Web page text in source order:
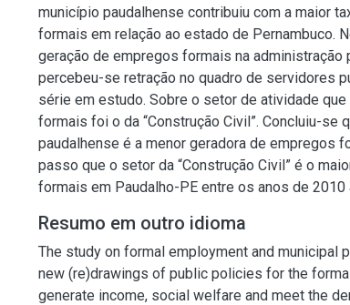
município paudalhense contribuiu com a maior
formais em relação ao estado de Pernambuco.
geração de empregos formais na administração
percebeu-se retração no quadro de servidores
série em estudo. Sobre o setor de atividade
formais foi o da “Construção Civil”. Concluiu-se
paudalhense é a menor geradora de empregos
passo que o setor da “Construção Civil” é o
formais em Paudalho-PE entre os anos de 2010
Resumo em outro idioma
The study on formal employment and municipal
new (re)drawings of public policies for the
generate income, social welfare and meet the